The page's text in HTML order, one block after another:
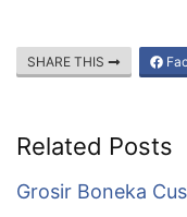
SHARE THIS
Related Posts
Grosir Boneka